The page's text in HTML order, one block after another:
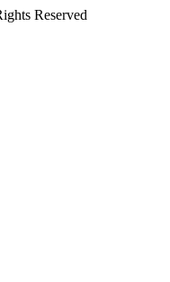
Reserved